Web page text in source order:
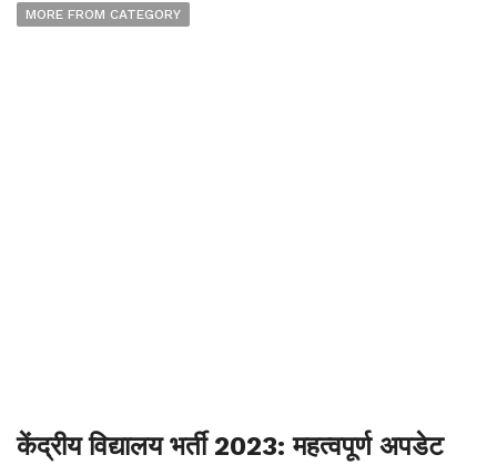
MORE FROM CATEGORY
केंद्रीय विद्यालय भर्ती 2023: महत्वपूर्ण अपडेट